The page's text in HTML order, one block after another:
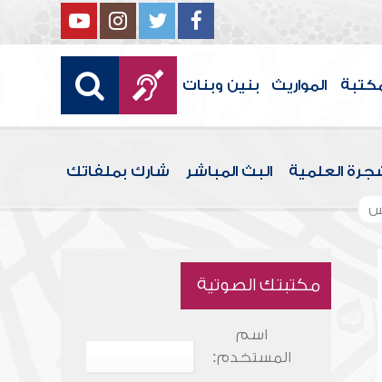
المواريث بنين وبنات
العلمية البث المباشر شارك بملفاتك
مكتبتك الصوتية
اسم
المستخدم: